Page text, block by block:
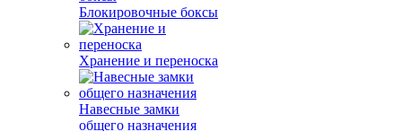
Блокировочные боксы
Хранение и переноска
Навесные замки
общего назначения